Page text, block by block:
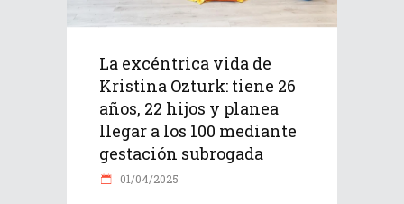
La excéntrica vida de
Kristina Ozturk: tiene 26
años, 22 hijos y planea
llegar a los 100 mediante
gestación subrogada
01/04/2025